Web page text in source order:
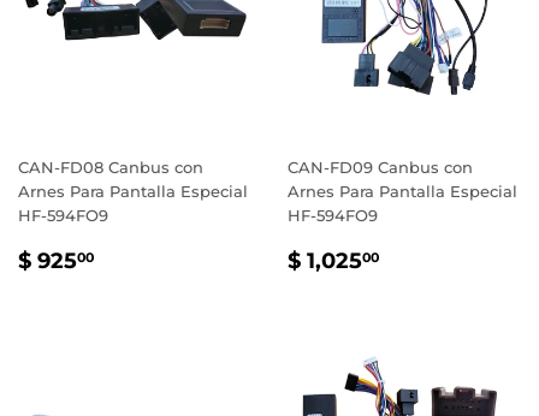
CAN-FD08 Canbus con
Arnes Para Pantalla Especial
HF-594FO9
PRECIO
$ 92500
CAN-FD09 Canbus con
Arnes Para Pantalla Especial
HF-594FO9
PRECIO
$ 1,02500